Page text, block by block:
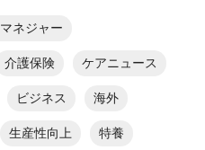
ネジャー
介護保険 ケアニュース
ビジネス 海外
生産性向上 特養